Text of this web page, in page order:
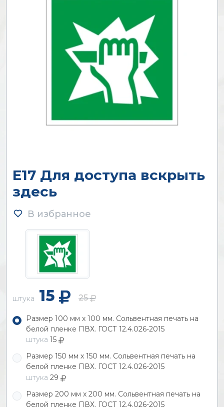
E17 Для доступа вскрыть
здесь
В избранное
штука 15 25
Размер 100 мм х 100 мм. Сольвентная печать на
белой пленке ПВХ. ГОСТ 12.4.026-2015
штука 15
Размер 150 мм х 150 мм. Сольвентная печать на
белой пленке ПВХ. ГОСТ 12.4.026-2015
штука 29
Размер 200 мм х 200 мм. Сольвентная печать на
белой пленке ПВХ. ГОСТ 12.4.026-2015